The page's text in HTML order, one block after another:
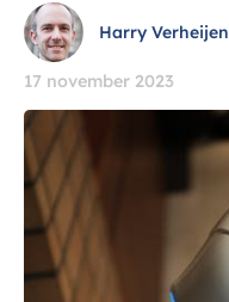
Harry Verheijen
17 november 2023